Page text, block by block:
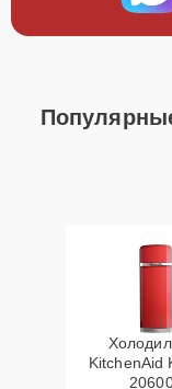
KitchenAid